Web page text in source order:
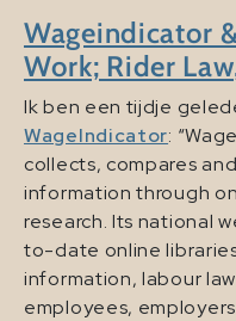
Wageindicator
Work; Rider
Ik ben een tijdje
WageIndicator:
collects, compares
information through
research. Its national
to-date online
information, labour
employees,